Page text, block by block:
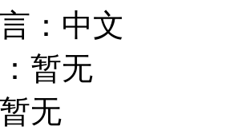
： 中文
暂无
暂无